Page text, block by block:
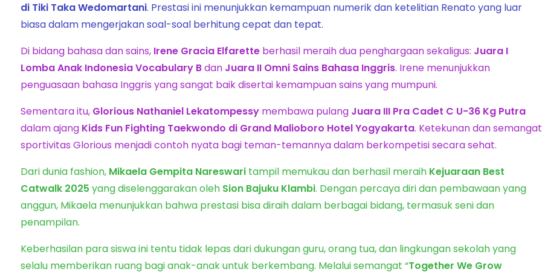
di Tiki Taka Wedomartani. Prestasi ini menunjukkan kemampuan numerik dan ketelitian Renato yang luar
biasa dalam mengerjakan soal-soal berhitung cepat dan tepat.
Di bidang bahasa dan sains, Irene Gracia Elfaretteberhasil meraih dua penghargaan sekaligus: Juara I
Lomba Anak Indonesia Vocabulary Bdan Juara II Omni Sains Bahasa Inggris. Irene menunjukkan
penguasaan bahasa Inggris yang sangat baik disertai kemampuan sains yang mumpuni.
Sementara itu, Glorious Nathaniel Lekatompessymembawa pulang Juara III Pra Cadet C U-36 Kg Putra
dalam ajang Kids Fun Fighting Taekwondo di Grand Malioboro Hotel Yogyakarta. Ketekunan dan semangat
sportivitas Glorious menjadi contoh nyata bagi teman-temannya dalam berkompetisi secara sehat.
Dari dunia fashion, Mikaela Gempita Nareswaritampil memukau dan berhasil meraih Kejuaraan Best
Catwalk 2025 yang diselenggarakan oleh Sion Bajuku Klambi. Dengan percaya diri dan pembawaan yang
anggun, Mikaela menunjukkan bahwa prestasi bisa diraih dalam berbagai bidang, termasuk seni dan
penampilan.
Keberhasilan para siswa ini tentu tidak lepas dari dukungan guru, orang tua, dan lingkungan sekolah yang
selalu memberikan ruang bagi anak-anak untuk berkembang. Melalui semangat “Together We Grow